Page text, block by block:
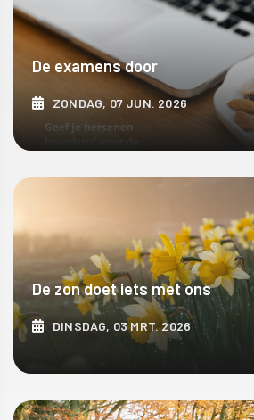
De examens door
ZONDAG, 07 JUN. 2026
ONTDEK MEER
De zon doet iets met ons
DINSDAG, 03 MRT. 2026
ONTDEK MEER